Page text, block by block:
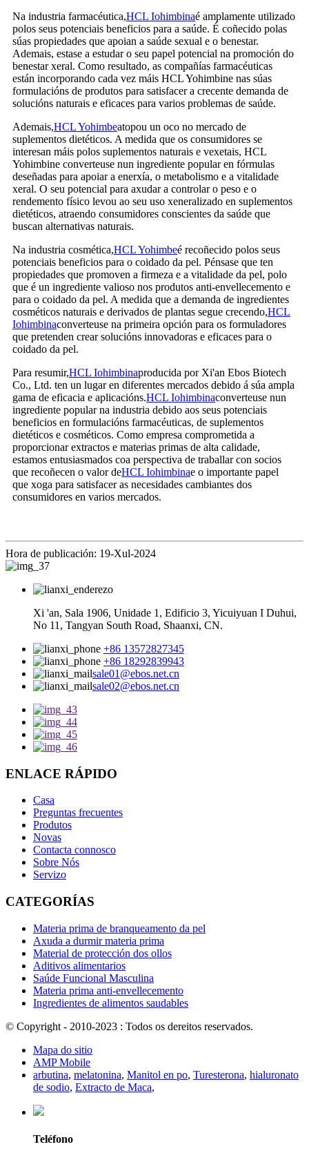
Na industria farmacéutica,HCL Iohimbinaé amplamente utilizado
polos seus potenciais beneficios para a saúde. É coñecido polas
súas propiedades que apoian a saúde sexual e o benestar.
Ademais, estase a estudar o seu papel potencial na promoción do
benestar xeral. Como resultado, as compañías farmacéuticas
están incorporando cada vez máis HCL Yohimbine nas súas
formulacións de produtos para satisfacer a crecente demanda de
solucións naturais e eficaces para varios problemas de saúde.
Ademais,HCL Yohimbeatopou un oco no mercado de
suplementos dietéticos. A medida que os consumidores se
interesan máis polos suplementos naturais e vexetais, HCL
Yohimbine converteuse nun ingrediente popular en fórmulas
deseñadas para apoiar a enerxía, o metabolismo e a vitalidade
xeral. O seu potencial para axudar a controlar o peso e o
rendemento físico levou ao seu uso xeneralizado en suplementos
dietéticos, atraendo consumidores conscientes da saúde que
buscan alternativas naturais.
Na industria cosmética,HCL Yohimbeé recoñecido polos seus
potenciais beneficios para o coidado da pel. Pénsase que ten
propiedades que promoven a firmeza e a vitalidade da pel, polo
que é un ingrediente valioso nos produtos anti-envellecemento e
para o coidado da pel. A medida que a demanda de ingredientes
cosméticos naturais e derivados de plantas segue crecendo,HCL
Iohimbinaconverteuse na primeira opción para os formuladores
que pretenden crear solucións innovadoras e eficaces para o
coidado da pel.
Para resumir,HCL Iohimbinaproducida por Xi'an Ebos Biotech
Co., Ltd. ten un lugar en diferentes mercados debido á súa ampla
gama de eficacia e aplicacións.HCL Iohimbinaconverteuse nun
ingrediente popular na industria debido aos seus potenciais
beneficios en formulacións farmacéuticas, de suplementos
dietéticos e cosméticos. Como empresa comprometida a
proporcionar extractos e materias primas de alta calidade,
estamos entusiasmados coa perspectiva de traballar con socios
que recoñecen o valor deHCL Iohimbinae o importante papel
que xoga para satisfacer as necesidades cambiantes dos
consumidores en varios mercados.
Hora de publicación: 19-Xul-2024
Xi 'an, Sala 1906, Unidade 1, Edificio 3, Yicuiyuan I Duhui,
No 11, Tangyan South Road, Shaanxi, CN.
+86 13572827345
+86 18292839943
sale01@ebos.net.cn
sale02@ebos.net.cn
ENLACE RÁPIDO
Casa
Preguntas frecuentes
Produtos
Novas
Contacta connosco
Sobre Nós
Servizo
CATEGORÍAS
Materia prima de branqueamento da pel
Axuda a durmir materia prima
Material de protección dos ollos
Aditivos alimentarios
Saúde Funcional Masculina
Materia prima anti-envellecemento
Ingredientes de alimentos saudables
© Copyright - 2010-2023 : Todos os dereitos reservados.
Mapa do sitio
AMP Mobile
arbutina, melatonina, Manitol en po, Turesterona, hialuronato
de sodio, Extracto de Maca,
Teléfono